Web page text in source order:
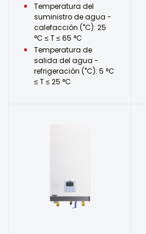
Temperatura del
suministro de agua -
calefacción (˚C): 25
°C ≤ T ≤ 65 °C
Temperatura de
salida del agua -
refrigeración (˚C): 5 °C
≤ T ≤ 25 °C